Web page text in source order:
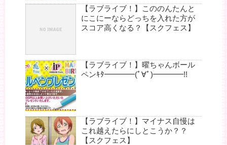
【ラブライブ！】こののんたんと
にこにーならどっちを入れた方が
スコア高くなる？【スクフェス】
【ラブライブ！】曜ちゃんボール
ペンｷﾀ━━━━(ﾟ∀ﾟ)━━━━!!
【ラブライブ！】マイナス自慢は
これ越えたらにしとこうか？？
【スクフェス】